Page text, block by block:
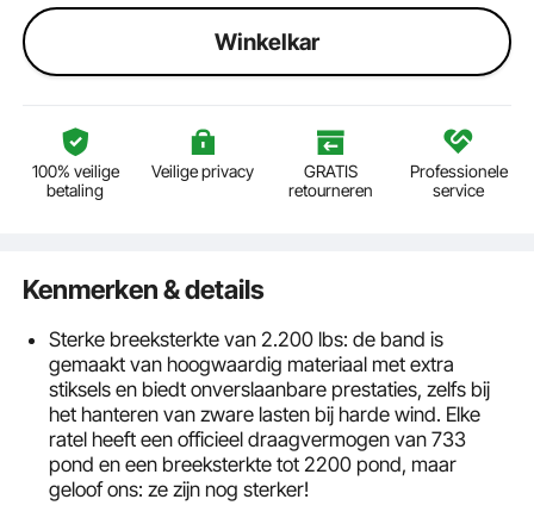
Winkelkar
100% veilige
betaling
Veilige privacy
GRATIS
retourneren
Professionele
service
Kenmerken & details
Sterke breeksterkte van 2.200 lbs: de band is
gemaakt van hoogwaardig materiaal met extra
stiksels en biedt onverslaanbare prestaties, zelfs bij
het hanteren van zware lasten bij harde wind. Elke
ratel heeft een officieel draagvermogen van 733
pond en een breeksterkte tot 2200 pond, maar
geloof ons: ze zijn nog sterker!